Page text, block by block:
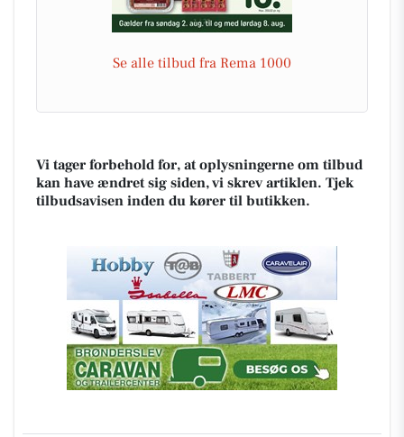
Se alle tilbud fra Rema 1000
Vi tager forbehold for, at oplysningerne om tilbud
kan have ændret sig siden, vi skrev artiklen. Tjek
tilbudsavisen inden du kører til butikken.